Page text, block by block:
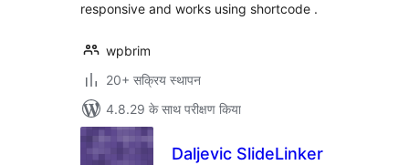
responsive and works using shortcode .
wpbrim
20+ सक्रिय स्थापन
4.8.29 के साथ परीक्षण किया
Daljevic SlideLinker